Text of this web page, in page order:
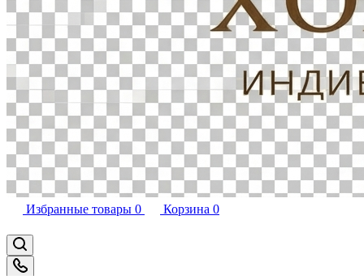
Избранные товары 0 Корзина 0